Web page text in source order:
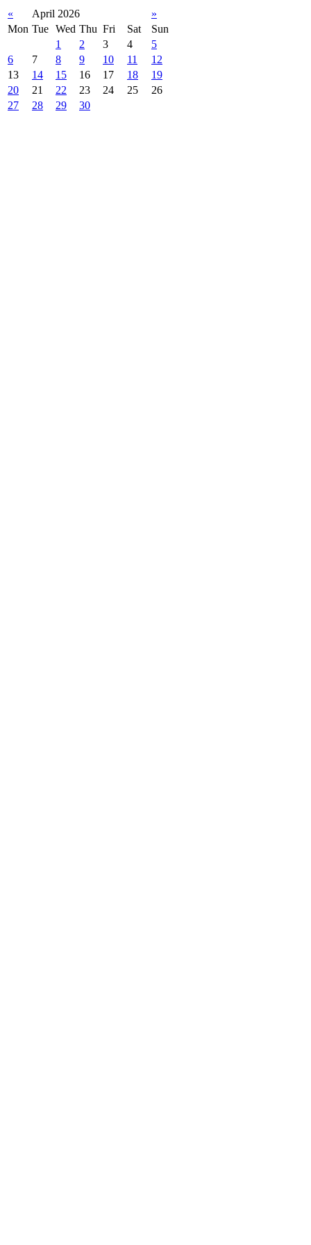
« April 2026
»
Mon Tue Wed Thu Fri Sat
Sun
1
2 3 4
5
6
7 8 9 10 11
12
13
14 15 16 17 18
19
20
21 22 23 24 25
26
27
28 29 30